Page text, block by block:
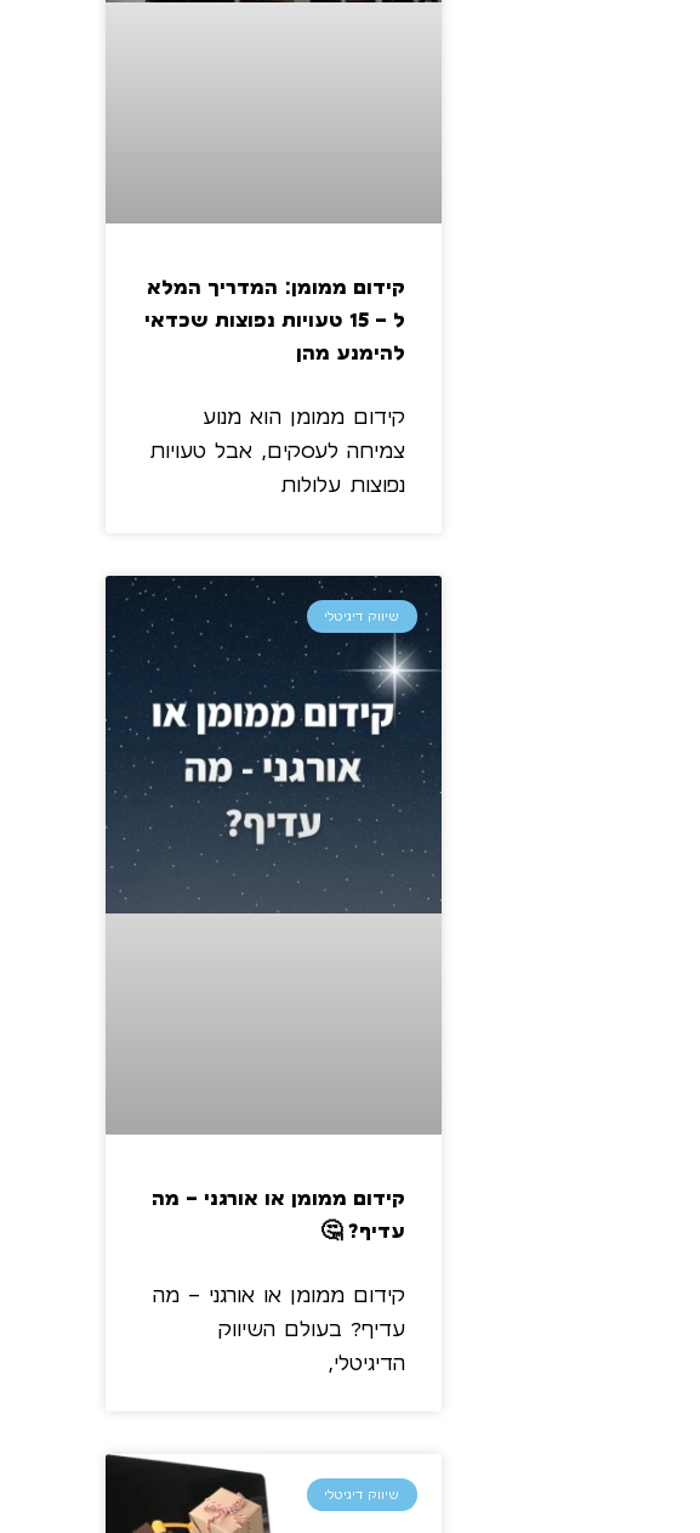
קידום ממומן: המדריך המלא
ל – 15 טעויות נפוצות שכדאי
להימנע מהן
קידום ממומן הוא מנוע
צמיחה לעסקים, אבל טעויות
נפוצות עלולות
שיווק דיגיטלי
קידום ממומן או אורגני – מה
עדיף? 🤔
קידום ממומן או אורגני – מה
עדיף? בעולם השיווק
הדיגיטלי,
שיווק דיגיטלי